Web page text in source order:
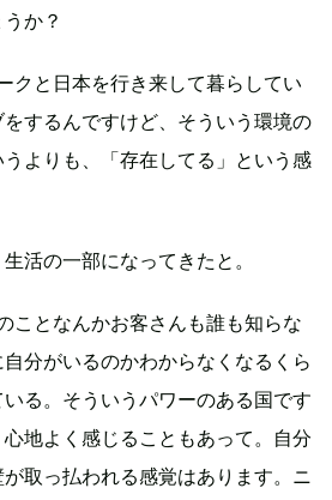
か？
クと日本を行き来して暮らしてい
するんですけど、そういう環境の
よりも、「存在してる」という感
活の一部になってきたと。
ことなんかお客さんも誰も知らな
分がいるのかわからなくなるくら
る。そういうパワーのある国です
地よく感じることもあって。自分
取っ払われる感覚はあります。ニ